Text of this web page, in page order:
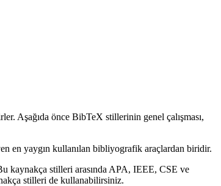
Aşağıda önce BibTeX stillerinin genel çalışması,
en yaygın kullanılan bibliyografik araçlardan biridir.
kaynakça stilleri arasında APA, IEEE, CSE ve
stilleri de kullanabilirsiniz.